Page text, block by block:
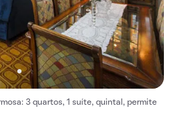
3 quartos, 1 suíte, quintal, permite